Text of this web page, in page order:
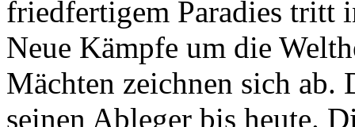
friedfertigem Paradies tritt
Neue Kämpfe um die
Mächten zeichnen sich
seinen Ableger bis heute.